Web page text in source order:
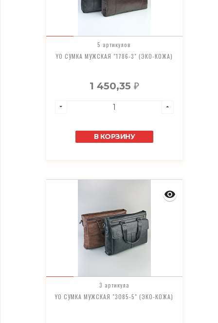
5 артикулов
YO СУМКА МУЖСКАЯ "1786-3" (ЭКО-КОЖА)
1 450,35 ₽
В КОРЗИНУ
3 артикула
YO СУМКА МУЖСКАЯ "3085-5" (ЭКО-КОЖА)